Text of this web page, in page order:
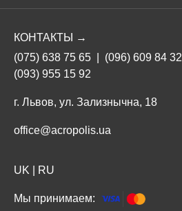
КОНТАКТЫ →
(075) 638 75 65
(096) 609 84 32
(093) 955 15 92
г. Львов, ул. Зализнычна, 18
office@acropolis.ua
UK RU
Мы принимаем: